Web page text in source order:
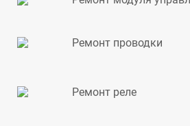
Ремонт проводки
Ремонт реле